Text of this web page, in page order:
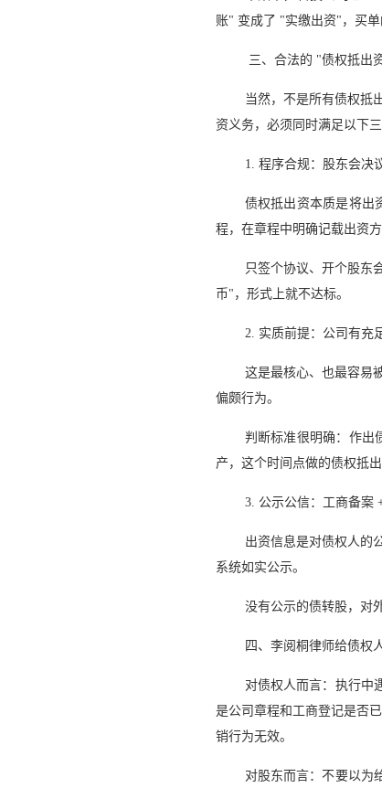
账" 变成了 "实缴出资"，买单
三、合法的 "债权抵出
当然，不是所有债权抵
资义务，必须同时满足以下三
1. 程序合规：股东会决
债权抵出资本质是将出
程，在章程中明确记载出资
只签个协议、开个股东
币"，形式上就不达标。
2. 实质前提：公司有充
这是最核心、也最容易
偏颇行为。
判断标准很明确：作出
产，这个时间点做的债权抵
3. 公示公信：工商备案
出资信息是对债权人的
系统如实公示。
没有公示的债转股，对
四、李阅桐律师给债权
对债权人而言：执行中
是公司章程和工商登记是否
销行为无效。
对股东而言：不要以为